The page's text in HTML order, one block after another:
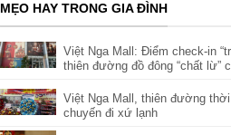
MẸO HAY TRONG GIA ĐÌNH
Việt Nga Mall: Điểm check-in
thiên đường đồ đông “chất lừ”
Việt Nga Mall, thiên đường
chuyến đi xứ lạnh